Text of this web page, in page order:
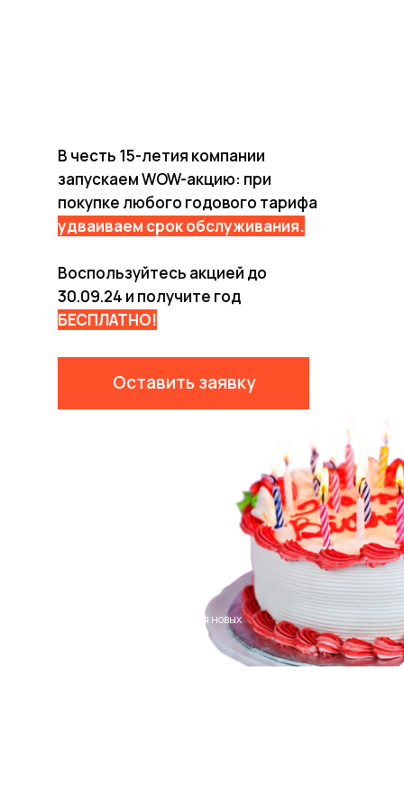
Оставить заявку
В честь 15-летия компании
запускаем WOW-акцию: при
покупке любого годового тарифа
удваиваем срок обслуживания.
Воспользуйтесь акцией до
30.09.24 и получите год
БЕСПЛАТНО!
*Акция действует только для новых